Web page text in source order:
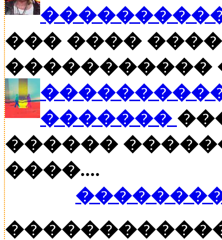
��� ����
�����������
�������
������
����....